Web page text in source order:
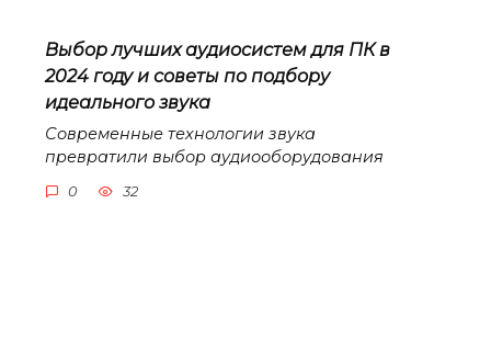
Выбор лучших аудиосистем для ПК в
2024 году и советы по подбору
идеального звука
Современные технологии звука
превратили выбор аудиооборудования
0 32